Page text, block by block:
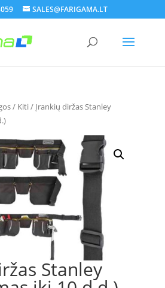
SALES@FARIGAMA.LT
/ Kiti/ Įrankių diržas Stanley
Stanley